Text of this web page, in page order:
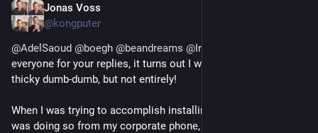
Jonas Voss
@kongputer
@AdelSaoud @boegh @beandreams @Irisfreundin
everyone for your replies, it turns out I was being a bit thicky-
thicky dumb-dumb, but not entirely!
When I was trying to accomplish installing the site as a PWA, I
was doing so from my corporate phone, and it seems like the